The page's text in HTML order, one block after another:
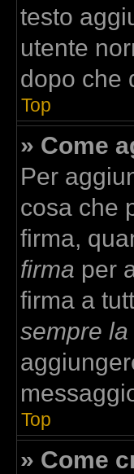
testo
utente
dopo che
Top
» Come
Per
cosa che
firma,
firma per
firma a
sempre
Top
» Come